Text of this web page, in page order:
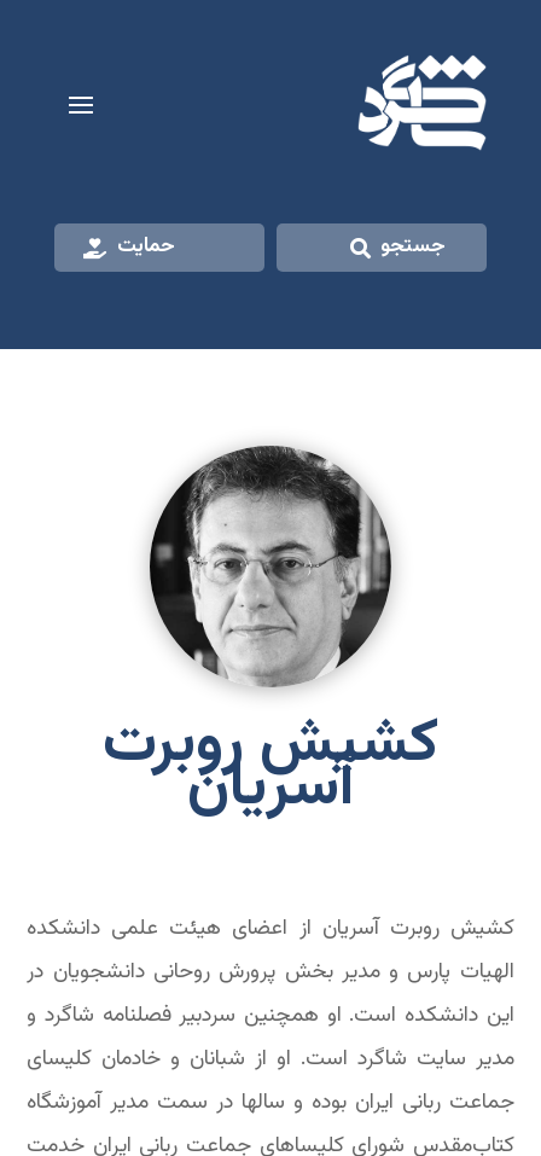
جستجو حمایت
کشیش روبرت
آسریان
کشیش روبرت آسریان از اعضای هیئت علمی دانشکده
الهیات پارس و مدیر بخش پرورش روحانی دانشجویان در
این دانشکده است. او همچنین سردبیر فصلنامه شاگرد و
مدیر سایت شاگرد است. او از شبانان و خادمان کلیسای
جماعت ربانی ایران بوده و سالها در سمت مدیر آموزشگاه
کتاب‌مقدس شورای کلیساهای جماعت ربانی ایران خدمت